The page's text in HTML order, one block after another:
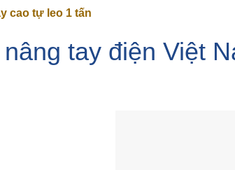
cao tự leo 1 tấn
tay điện Việt